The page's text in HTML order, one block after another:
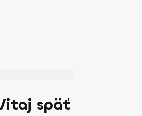
späť